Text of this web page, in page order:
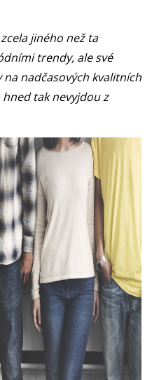
jiného než ta
trendy, ale své
nadčasových kvalitních
tak nevyjdou z